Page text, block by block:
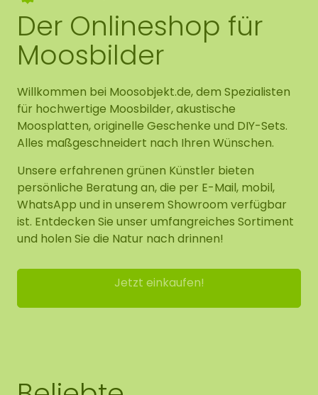
Der Onlineshop für
Moosbilder
Willkommen bei Moosobjekt.de, dem Spezialisten
für hochwertige Moosbilder, akustische
Moosplatten, originelle Geschenke und DIY-Sets.
Alles maßgeschneidert nach Ihren Wünschen.
Unsere erfahrenen grünen Künstler bieten
persönliche Beratung an, die per E-Mail, mobil,
WhatsApp und in unserem Showroom verfügbar
ist. Entdecken Sie unser umfangreiches Sortiment
und holen Sie die Natur nach drinnen!
Jetzt einkaufen!